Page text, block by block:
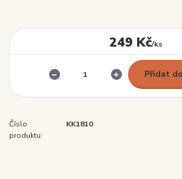
249 Kč/ks
Přidat
Číslo
produktu:
KK1810